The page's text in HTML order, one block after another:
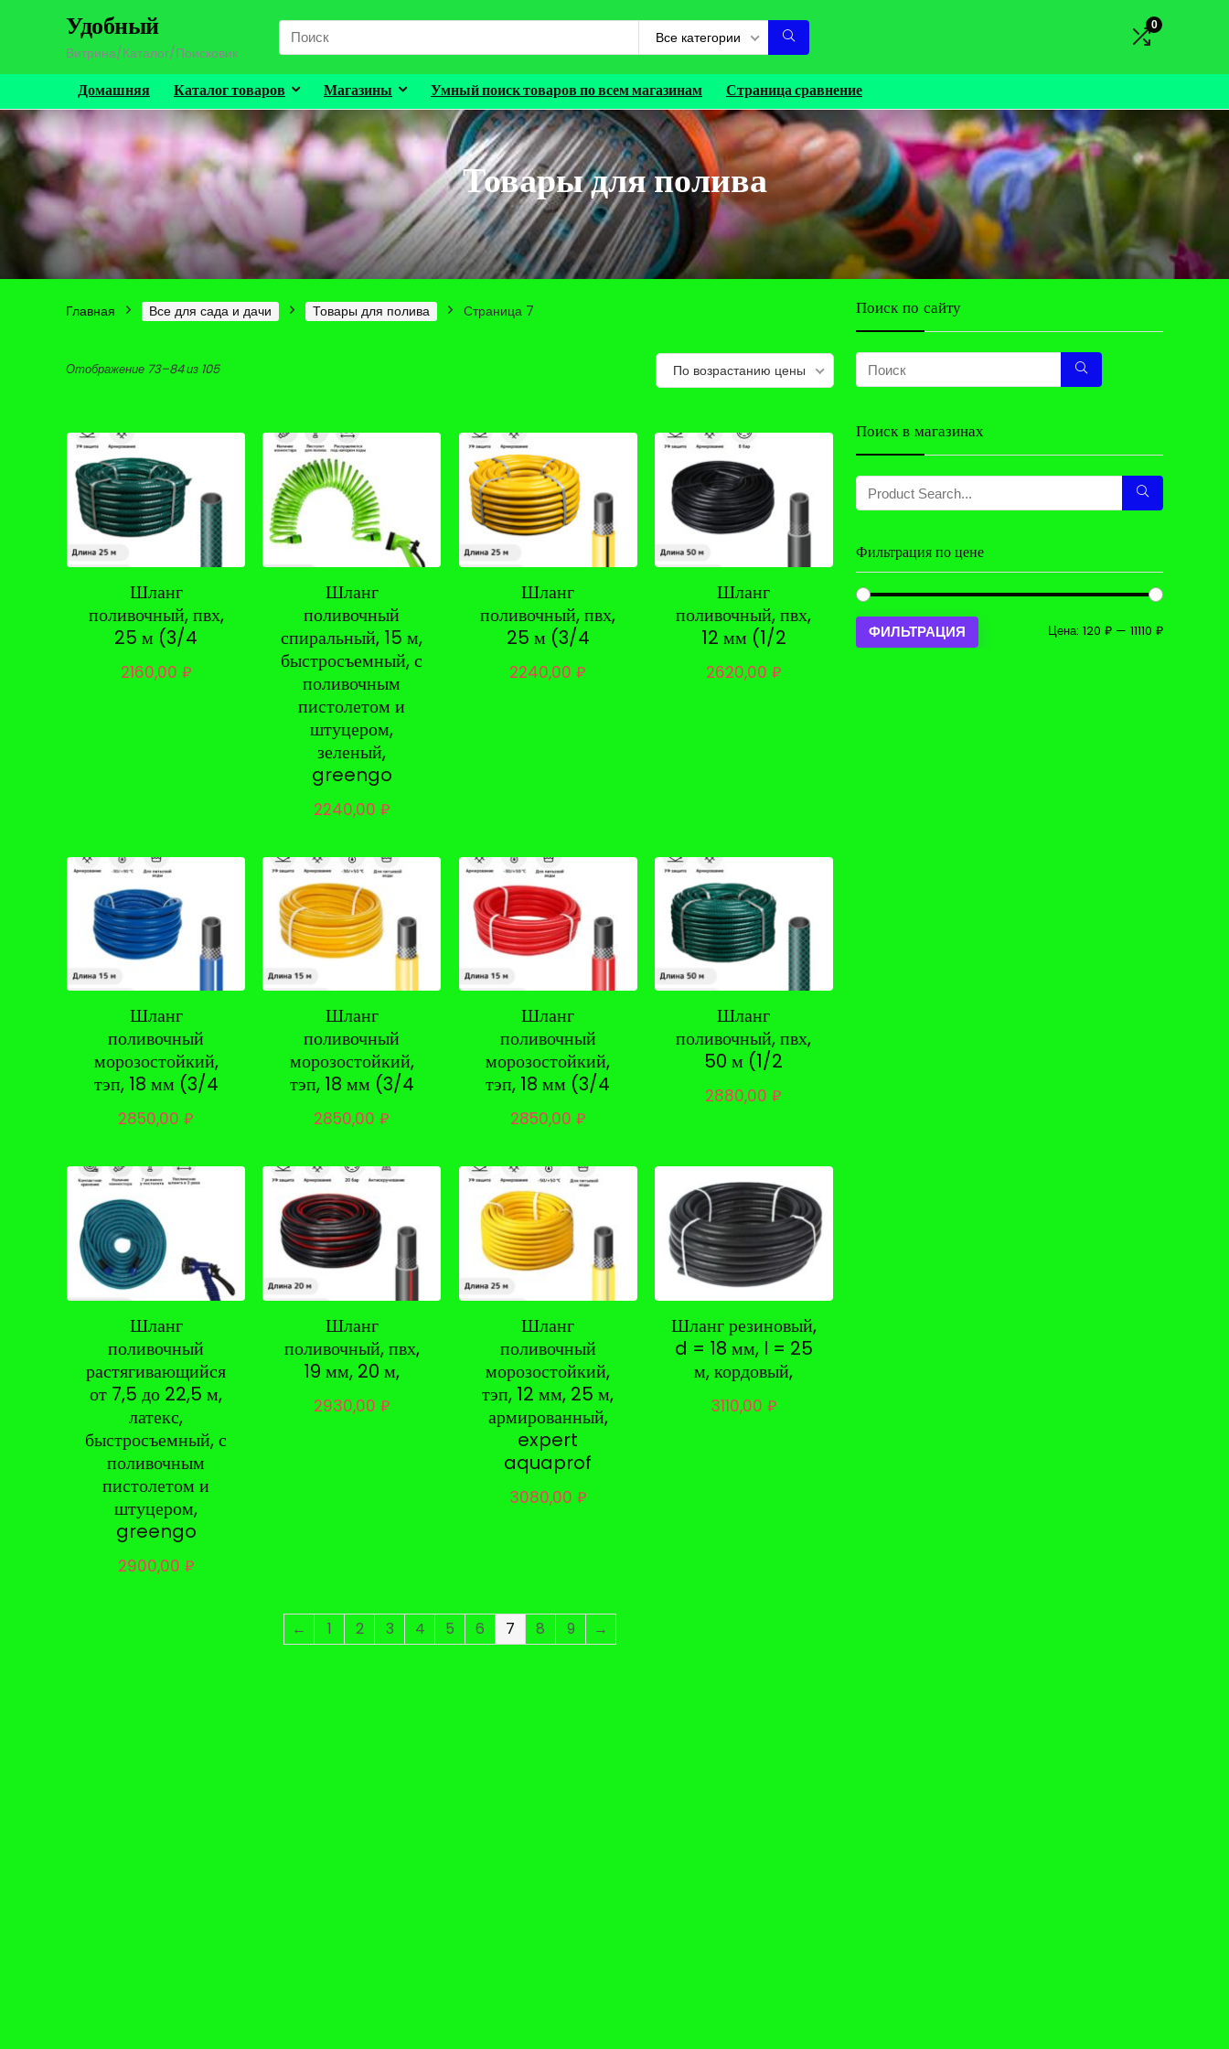
Удобный
Витрина/Каталог/Поисковик
Search
for:
Все категории
0
Домашняя Каталог товаров Магазины Умный поиск товаров по всем магазинам Страница сравнение
Товары для полива
Главная Все для сада и дачи Товары для полива Страница 7
Отображение 73–84 из 105Цены:
По возрастанию цены
Шланг
поливочный, пвх,
25 м (3/4
2160,00 ₽
Шланг
поливочный
спиральный, 15 м,
быстросъемный, с
поливочным
пистолетом и
штуцером,
зеленый,
greengo
2240,00 ₽
Шланг
поливочный, пвх,
25 м (3/4
2240,00₽
Шланг
поливочный, пвх,
12 мм (1/2
2620,00 ₽
Шланг
поливочный
морозостойкий,
тэп, 18 мм (3/4
2850,00₽
Шланг
поливочный
морозостойкий,
тэп, 18 мм (3/4
2850,00₽
Шланг
поливочный
морозостойкий,
тэп, 18 мм (3/4
2850,00 ₽
Шланг
поливочный, пвх,
50 м (1/2
2880,00₽
Шланг
поливочный
растягивающийся
от 7,5 до 22,5 м,
латекс,
быстросъемный, с
поливочным
пистолетом и
штуцером,
greengo
2900,00 ₽
Шланг
поливочный, пвх,
19 мм, 20 м,
2930,00 ₽
Шланг
поливочный
морозостойкий,
тэп, 12 мм, 25 м,
армированный,
expert
aquaprof
3080,00 ₽
Шланг резиновый,
d = 18 мм, l = 25
м, кордовый,
3110,00 ₽
← 1 2 3 4 5 6 7 8 9 →
Поиск по сайту
Поиск в магазинах
Фильтрация по цене
ФИЛЬТРАЦИЯ Цена: 120 ₽ — 11110 ₽